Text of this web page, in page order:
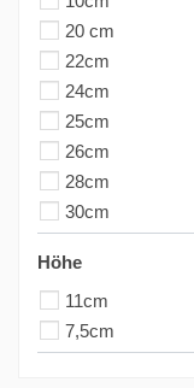
20 cm
22cm
24cm
25cm
26cm
28cm
30cm
Höhe
11cm
7,5cm